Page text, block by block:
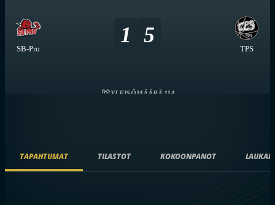
SB-Pro
1 5
TPS
YLEISÖMÄÄRÄ 114
TAPAHTUMAT TILASTOT KOKOONPANOT